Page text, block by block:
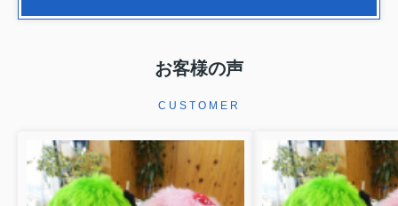
日々、仕事が出来ることに感謝の 気持ちを忘れず、
お客様の声
CUSTOMER